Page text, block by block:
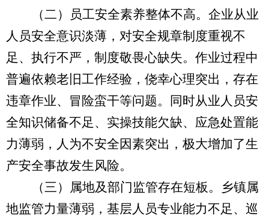
（二）员工安全素养整体不高。 企业从业
人员安全意识淡薄，对安全规章制度重视不
足、执行不严，制度敬畏心缺失。作业过程中
普遍依赖老旧工作经验，侥幸心理突出，存在
违章作业、冒险蛮干等问题。同时从业人员安
全知识储备不足、实操技能欠缺、应急处置能
力薄弱，人为不安全因素突出，极大增加了生
产安全事故发生风险。
（三）属地及部门监管存在短板。
乡镇属
地监管力量薄弱，基层人员专业能力不足、巡